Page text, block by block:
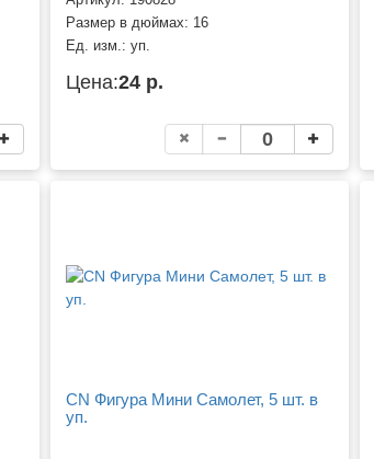
Размер в дюймах: 16
Ед. изм.: уп.
Цена:24 р.
CN Фигура Мини Самолет, 5 шт. в
уп.